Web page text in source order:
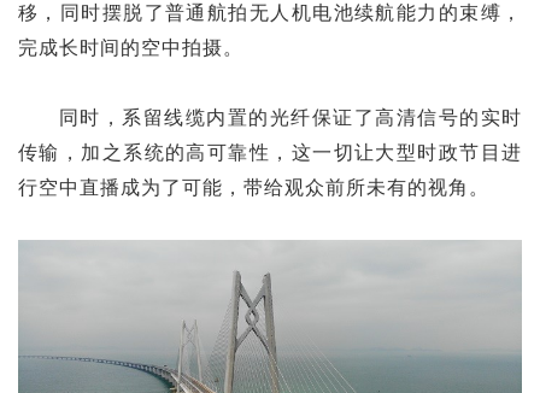
移，同时摆脱了普通航拍无人机电池续航能力的束缚，
完成长时间的空中拍摄。
同时，系留线缆内置的光纤保证了高清信号的实时
传输，加之系统的高可靠性，这一切让大型时政节目进
行空中直播成为了可能，带给观众前所未有的视角。